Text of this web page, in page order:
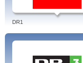
Som et af de mest
Syd byde på flotte og
sønderjysk natur. Se bl.a.
Sønderjydernes egne
videokonkurrencen Seerne
DR1